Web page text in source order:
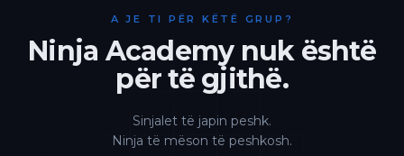
A JE TI PËR KËTË GRUP?
Ninja Academy nuk është
për të gjithë.
Sinjalet të japin peshk.
Ninja të mëson të peshkosh.